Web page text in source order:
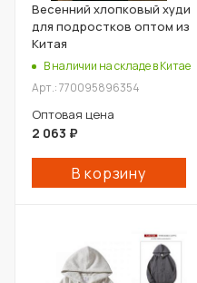
Весенний хлопковый худи
для подростков оптом из
Китая
В наличии на складе в Китае
Арт.: 770095896354
Оптовая цена
2 063 ₽
В корзину